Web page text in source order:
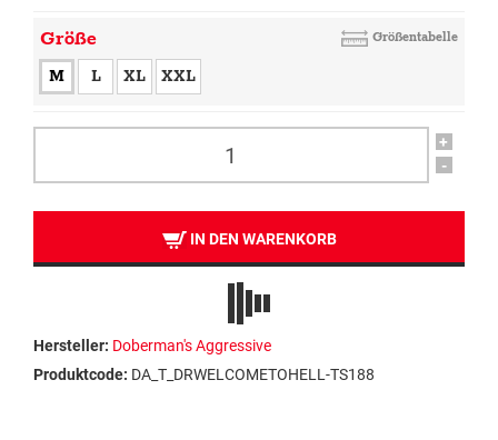
Größe Größentabelle
M L XL XXL
+
-
IN DEN WARENKORB
Hersteller: Doberman's Aggressive
Produktcode: DA_T_DRWELCOMETOHELL-TS188